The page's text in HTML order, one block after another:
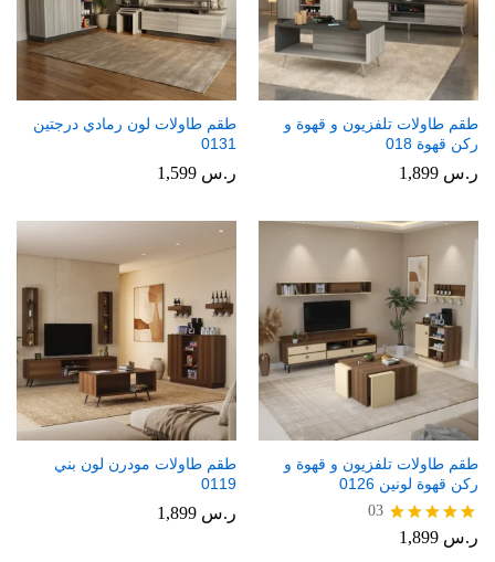
طقم طاولات تلفزيون و قهوة و
ركن قهوة 018
ر.س
طقم طاولات لون رمادي درجتين
0131
ر.س
طقم طاولات تلفزيون و قهوة و
ركن قهوة لونين 0126
تم التقييم
03
ر.س
طقم طاولات مودرن لون بني
0119
ر.س